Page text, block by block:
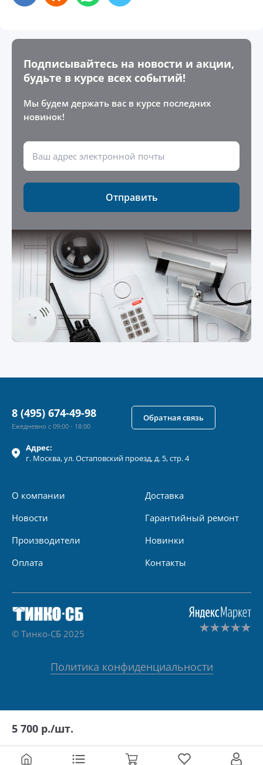
5 700 р./шт.
Подписывайтесь на новости и акции,
будьте в курсе всех событий!
Мы будем держать вас в курсе последних
новинок!
Отправить
Адрес:
г. Москва, ул.Остаповский проезд, д. 5, стр. 4
О компании
Новости
Производители
Оплата
Доставка
Гарантийный ремонт
Новинки
Контакты
8 (495) 674-49-98
Ежедневно с 09:00 - 18:00
Обратная связь
© Тинко-СБ 2025
Политика конфиденциальности